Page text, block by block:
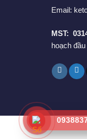
Email:
MST:
hoạch